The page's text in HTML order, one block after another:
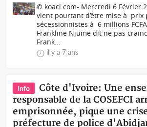
© koaci.com- Mercredi 6 Février
vient pourtant d’être mise à prix
sécessionnistes à 6 millions
Frankline Njume dit ne pas
Frank...
il y a 7 ans
Info
Côte d'Ivoire: Une
responsable de la COSEFCI
emprisonnée, pique une
préfecture de police